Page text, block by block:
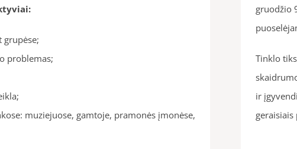
problemas;
muziejuose, gamtoje, pramonės įmonėse,
gruodžio
Tinklo
ir
geraisiais